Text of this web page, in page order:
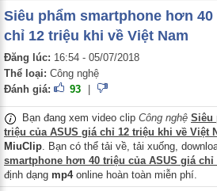
Siêu phẩm smartphone hơn
chỉ 12 triệu khi về Việt Nam
Đăng lúc: 16:54 - 05/07/2018
Thể loại: Công nghệ
Đánh giá:
93
Bạn đang xem video clip Công nghệ Siêu
triệu của ASUS giá chỉ 12 triệu khi về Việt
MiuClip. Bạn có thể tải về, tải xuống,
smartphone hơn 40 triệu của ASUS giá
định dạng mp4online hoàn toàn miễn phí.